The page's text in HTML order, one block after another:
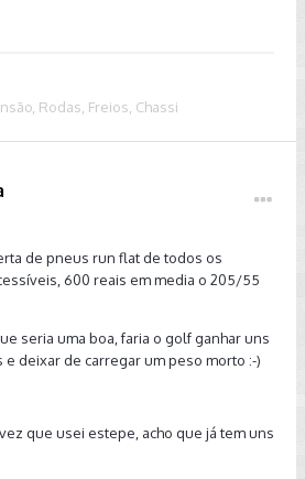
Rodas, Freios, Chassi
de pneus run flat de todos os
600 reais em media o 205/55
seria uma boa, faria o golf ganhar uns
deixar de carregar um peso morto :-)
que usei estepe, acho que já tem uns